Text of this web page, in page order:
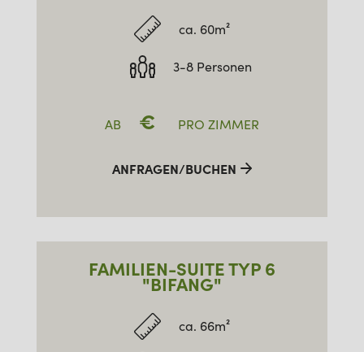
ca. 60m²
3-8 Personen
AB € PRO ZIMMER
ANFRAGEN/BUCHEN
FAMILIEN-SUITE TYP 6
"BIFANG"
ca. 66m²